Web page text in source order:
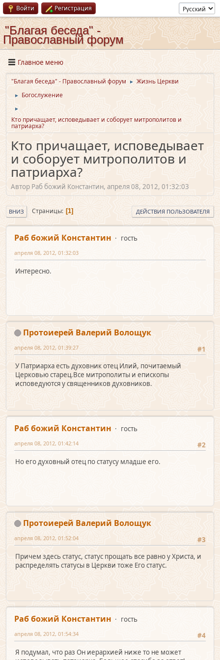
Войти Регистрация
"Благая беседа" -
Православный форум
Главное меню
"Благая беседа" - Православный форум ► Жизнь Церкви
► Богослужение
►
Кто причащает, исповедывает и соборует митрополитов и
патриарха?
Кто причащает, исповедывает
и соборует митрополитов и
патриарха?
Автор Раб божий Константин, апреля 08, 2012, 01:32:03
ВНИЗ Страницы 1 ДЕЙСТВИЯ ПОЛЬЗОВАТЕЛЯ
Раб божий Константин гость
апреля 08, 2012, 01:32:03
Интересно.
Протоиерей Валерий Волощук
#1
апреля 08, 2012, 01:39:27
У Патриарха есть духовник отец Илий, почитаемый
Церковью старец.Все митрополиты и епископы
исповедуются у священников духовников.
Раб божий Константин
гость
#2
апреля 08, 2012, 01:42:14
Но его духовный отец по статусу младше его.
Протоиерей Валерий Волощук
#3
апреля 08, 2012, 01:52:04
Причем здесь статус, статус прощать все равно у Христа, и
распределять статусы в Церкви тоже Его статус.
Раб божий Константин
гость
#4
апреля 08, 2012, 01:54:34
Я подумал, что раз Он иерархией ниже то не может